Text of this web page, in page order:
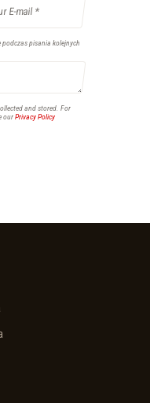
pisania kolejnych
and stored. For
ourPrivacy Policy